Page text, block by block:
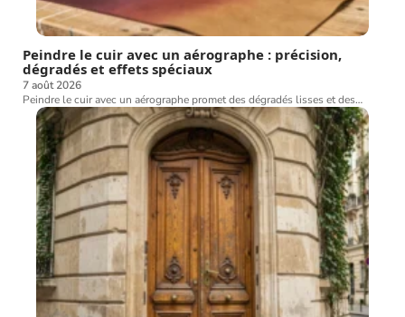
Peindre le cuir avec un aérographe : précision,
dégradés et effets spéciaux
7 août 2026
Peindre le cuir avec un aérographe promet des dégradés lisses et des…